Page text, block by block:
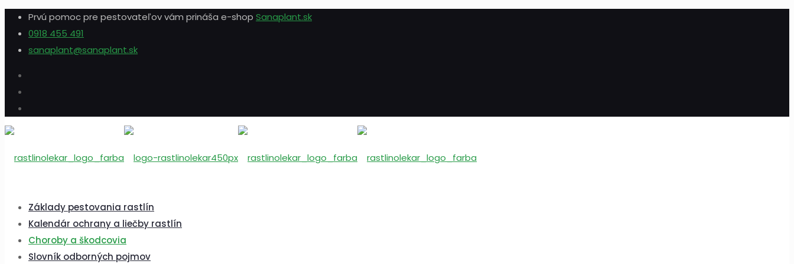
Prvú pomoc pre pestovateľov vám prináša e-shop Sanaplant.sk
0918 455 491
sanaplant@sanaplant.sk
Základy pestovania rastlín
Kalendár ochrany a liečby rastlín
Choroby a škodcovia
Slovník odborných pojmov